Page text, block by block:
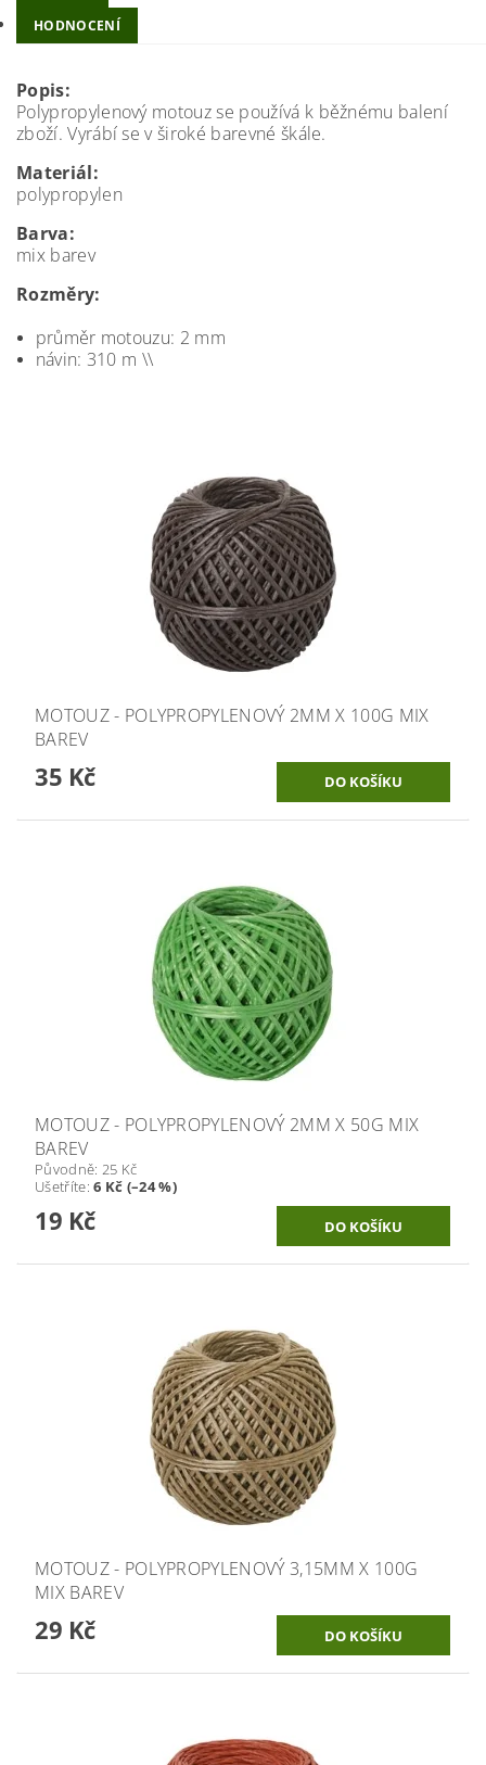
HODNOCENÍ
Popis:
Polypropylenový motouz se používá k běžnému balení
zboží. Vyrábí se v široké barevné škále.
Materiál:
polypropylen
Barva:
mix barev
Rozměry:
průměr motouzu: 2 mm
návin: 310 m \\
MOTOUZ - POLYPROPYLENOVÝ 2MM X 100G MIX
BAREV
35 Kč
MOTOUZ - POLYPROPYLENOVÝ 2MM X 50G MIX
BAREV
Původně: 25 Kč
Ušetříte:6 Kč (–24 %)
19 Kč
MOTOUZ - POLYPROPYLENOVÝ 3,15MM X 100G
MIX BAREV
29 Kč